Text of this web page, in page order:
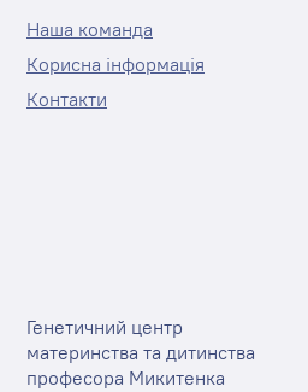
Наша команда
Корисна інформація
Контакти
Генетичний центр
материнства та дитинства
професора Микитенка